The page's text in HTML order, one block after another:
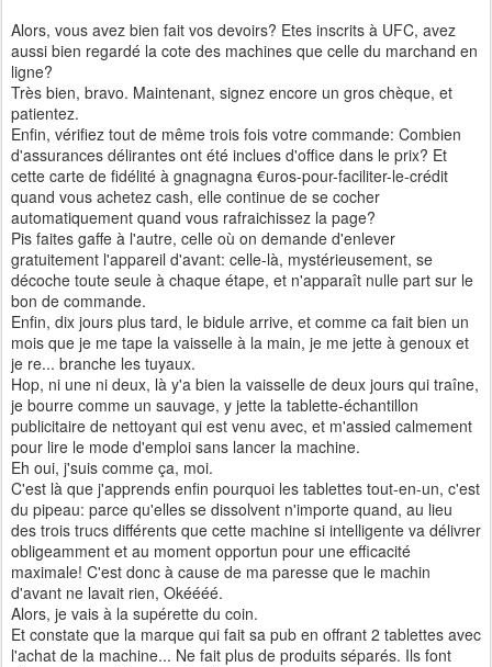
Alors, vous avez bien fait vos devoirs? Etes inscrits à UFC, avez
aussi bien regardé la cote des machines que celle du marchand en
ligne?
Très bien, bravo. Maintenant, signez encore un gros chèque, et
patientez.
Enfin, vérifiez tout de même trois fois votre commande: Combien
d'assurances délirantes ont été inclues d'office dans le prix? Et
cette carte de fidélité à gnagnagna €uros-pour-faciliter-le-crédit
quand vous achetez cash, elle continue de se cocher
automatiquement quand vous rafraichissez la page?
Pis faites gaffe à l'autre, celle où on demande d'enlever
gratuitement l'appareil d'avant: celle-là, mystérieusement, se
décoche toute seule à chaque étape, et n'apparaît nulle part sur le
bon de commande.
Enfin, dix jours plus tard, le bidule arrive, et comme ca fait bien un
mois que je me tape la vaisselle à la main, je me jette à genoux et
je re... branche les tuyaux.
Hop, ni une ni deux, là y'a bien la vaisselle de deux jours qui traîne,
je bourre comme un sauvage, y jette la tablette-échantillon
publicitaire de nettoyant qui est venu avec, et m'assied calmement
pour lire le mode d'emploi sans lancer la machine.
Eh oui, j'suis comme ça, moi.
C'est là que j'apprends enfin pourquoi les tablettes tout-en-un, c'est
du pipeau: parce qu'elles se dissolvent n'importe quand, au lieu
des trois trucs différents que cette machine si intelligente va délivrer
obligeamment et au moment opportun pour une efficacité
maximale! C'est donc à cause de ma paresse que le machin
d'avant ne lavait rien, Okéééé.
Alors, je vais à la supérette du coin.
Et constate que la marque qui fait sa pub en offrant 2 tablettes avec
l'achat de la machine... Ne fait plus de produits séparés. Ils font